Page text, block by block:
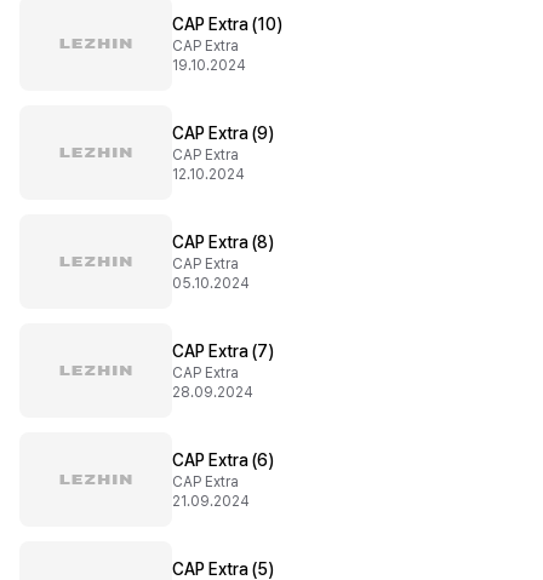
CAP Extra (10)
CAP Extra
19.10.2024
CAP Extra (9)
CAP Extra
12.10.2024
CAP Extra (8)
CAP Extra
05.10.2024
CAP Extra (7)
CAP Extra
28.09.2024
CAP Extra (6)
CAP Extra
21.09.2024
CAP Extra (5)